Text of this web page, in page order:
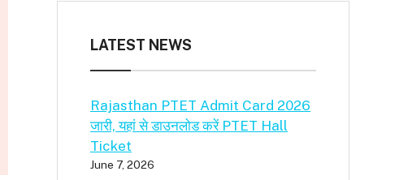
LATEST NEWS
Rajasthan PTET Admit Card 2026
जारी, यहां से डाउनलोड करें PTET Hall
Ticket
June 7, 2026